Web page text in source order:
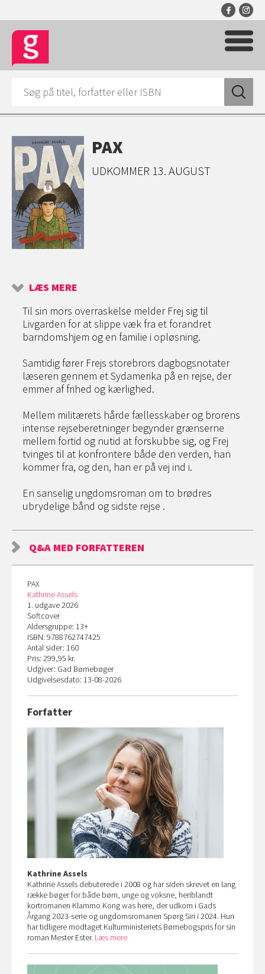
PAX
UDKOMMER 13. AUGUST
LÆS MERE
Til sin mors overraskelse melder Frej sig til
Livgarden for at slippe væk fra et forandret
barndomshjem og en familie i opløsning.
Samtidig fører Frejs storebrors dagbogsnotater
læseren gennem et Sydamerika på en rejse, der
emmer af frihed og kærlighed.
Mellem militærets hårde fællesskaber og brorens
intense rejseberetninger begynder grænserne
mellem fortid og nutid at forskubbe sig, og Frej
tvinges til at konfrontere både den verden, han
kommer fra, og den, han er på vej ind i.
En sanselig ungdomsroman om to brødres
ubrydelige bånd og sidste rejse .
Q&A MED FORFATTEREN
PAX
Kathrine Assels
1. udgave 2026
Softcover
Aldersgruppe: 13+
ISBN: 9788762747425
Antal sider: 160
Pris: 299,95 kr.
Udgiver: Gad Børnebøger
Udgivelsesdato: 13-08-2026
Forfatter
Kathrine Assels
Kathrine Assels debuterede i 2008 og har siden skrevet en lang
række bøger for både børn, unge og voksne, heriblandt
kortromanen Klammo Kong was here, der udkom i Gads
Årgang 2023-serie og ungdomsromanen Spørg Siri i 2024. Hun
har tidligere modtaget Kulturministeriets Børnebogspris for sin
roman Mester Ester. Læs mere